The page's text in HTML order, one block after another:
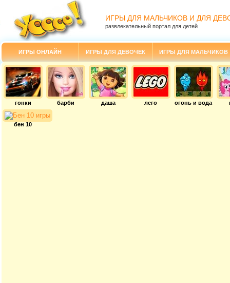
ИГРЫ ДЛЯ МАЛЬЧИКОВ И ДЛЯ
развлекательный портал для детей
ИГРЫ ОНЛАЙН ИГРЫ ДЛЯ ДЕВОЧЕК ИГРЫ ДЛЯ МАЛЬЧИКОВ
гонки барби даша лего огонь и вода
бен 10